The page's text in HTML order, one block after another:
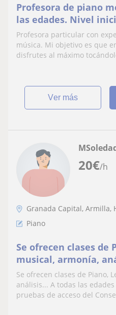
Profesora de piano
las edades. Nivel
Profesora particular con
música. Mi objetivo es que
disfrutes al máximo
ver más
20€/h
Granada Capital, Armilla,
Piano
Se ofrecen clases de
musical, armonía,
edades y niveles.
de acceso del
Se ofrecen clases de Piano,
análisis... A todas las
pruebas de acceso del